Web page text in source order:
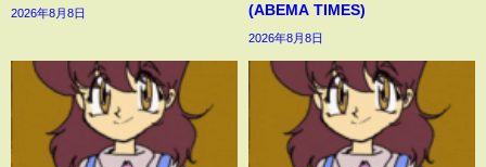
2026年8月8日
(ABEMA TIMES)
2026年8月8日